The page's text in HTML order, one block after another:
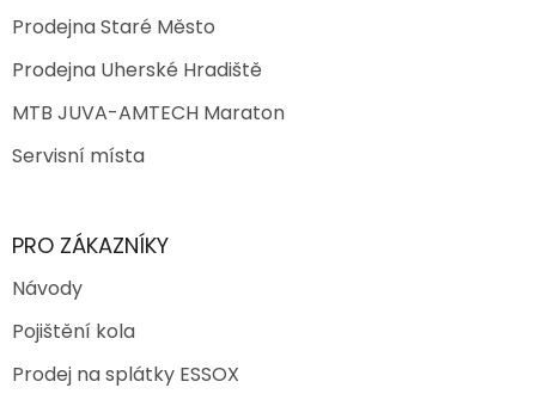
Prodejna Staré Město
Prodejna Uherské Hradiště
MTB JUVA-AMTECH Maraton
Servisní místa
PRO ZÁKAZNÍKY
Návody
Pojištění kola
Prodej na splátky ESSOX